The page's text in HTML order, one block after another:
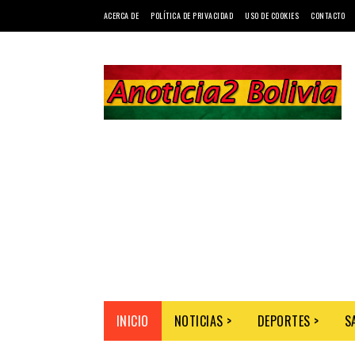
ACERCA DE POLÍTICA DE PRIVACIDAD USO DE COOKIES CONTACTO
INICIO NOTICIAS > DEPORTES >